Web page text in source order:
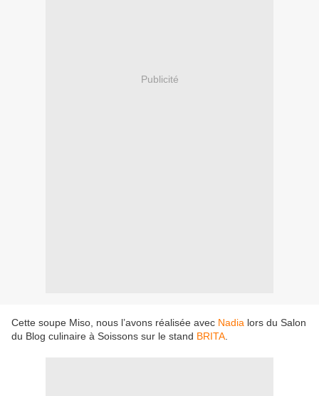
Publicité
Cette soupe Miso, nous l’avons réalisée avec Nadia lors du Salon
du Blog culinaire à Soissons sur le stand BRITA